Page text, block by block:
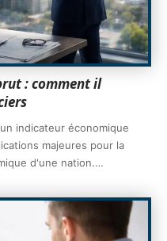
: comment il
indicateur économique
majeures pour la
d'une nation.…